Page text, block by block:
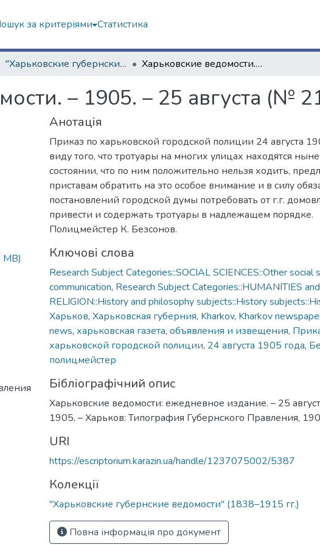
за критеріями Статистика
"Харьковские губернские ведомости" (1838–1915 гг.) Харьковские ведомости. – 1905. – 25 августа (№ 218)
– 1905. – 25 августа (№
Анотація
Приказ по харьковской городской полиции 24 августа
виду того, что тротуары на многих улицах находятся
состоянии, что по ним положительно нельзя ходить,
приставам обратить на это особое внимание и в силу
постановлений городской думы потребовать от г.г.
привести и содержать тротуары в надлежащем порядке.
Полицмейстер К. Безсонов.
Ключові слова
Research Subject Categories::SOCIAL SCIENCES::Other social
communication, Research Subject Categories::HUMANITIES and
RELIGION::History and philosophy subjects::History
Харьков, Харьковская губерния, Kharkov, Kharkov
news, харьковская газета, объявления и извещения,
харьковской городской полиции, 24 августа 1905 года,
полицмейстер
Бібліографічний опис
Харьковские ведомости: ежедневное издание. – 25
1905. – Харьков: Типография Губернского Правления,
URI
https://escriptorium.karazin.ua/handle/1237075002/5387
Колекції
"Харьковские губернские ведомости" (1838–1915 гг.)
Повна інформація про документ